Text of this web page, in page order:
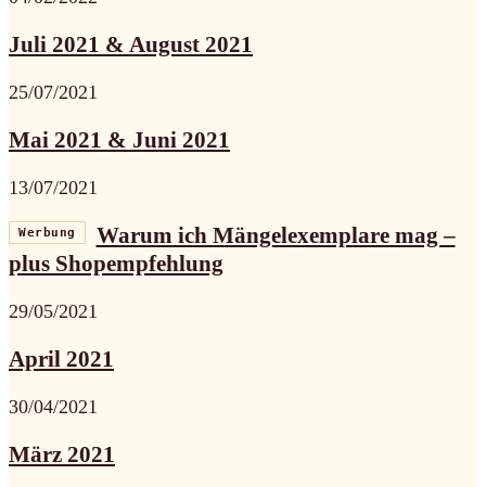
Juli 2021 & August 2021
25/07/2021
Mai 2021 & Juni 2021
13/07/2021
Werbung
Warum ich Mängelexemplare mag –
plus Shopempfehlung
29/05/2021
April 2021
30/04/2021
März 2021